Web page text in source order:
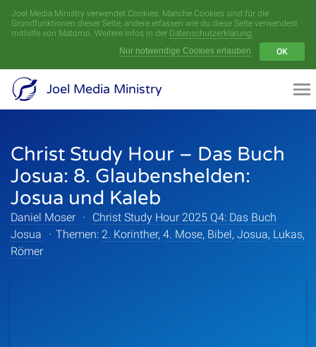
Joel Media Ministry verwendet Cookies. Manche Cookies sind für die
Grundfunktionen dieser Seite, andere erfassen wie du diese Seite verwendest
mithilfe von Matomo. Weitere Infos in der Datenschutzerklärung.
Nur notwendige Cookies erlauben
OK
Joel Media Ministry
Christ Study Hour – Das Buch
Josua: 8. Glaubenshelden:
Josua und Kaleb
Daniel Moser ·
Christ Study Hour 2025 Q4: Das Buch
Josua
· Themen: 2. Korinther, 4. Mose, Bibel, Josua, Lukas,
Römer
Menü
Videoarchiv
Serien
Sprecher
Themen